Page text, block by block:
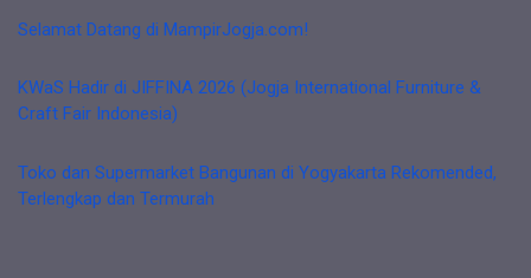
Selamat Datang di MampirJogja.com!
KWaS Hadir di JIFFINA 2026 (Jogja International Furniture &
Craft Fair Indonesia)
Toko dan Supermarket Bangunan di Yogyakarta Rekomended,
Terlengkap dan Termurah